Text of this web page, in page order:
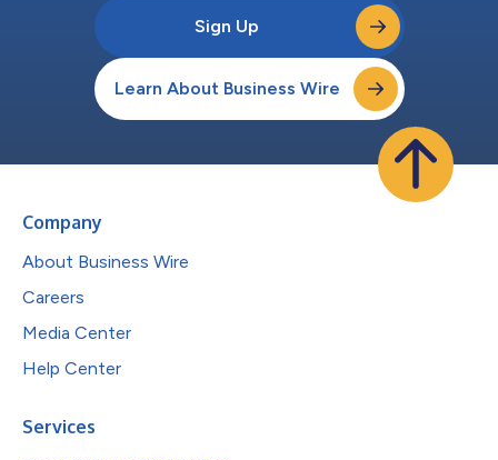
Sign Up
Learn About Business Wire
Company
About Business Wire
Careers
Media Center
Help Center
Services